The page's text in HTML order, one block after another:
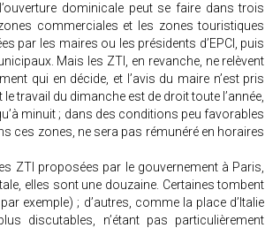
dominicale peut se faire dans trois
commerciales et les zones touristiques
par les maires ou les présidents d’EPCI, puis
Mais les ZTI, en revanche, ne relèvent
qui en décide, et l’avis du maire n’est pris
travail du dimanche est de droit toute l’année,
minuit ; dans des conditions peu favorables
ces zones, ne sera pas rémunéré en horaires
ZTI proposées par le gouvernement à Paris,
elles sont une douzaine. Certaines tombent
exemple) ; d’autres, comme la place d’Italie
discutables, n’étant pas particulièrement